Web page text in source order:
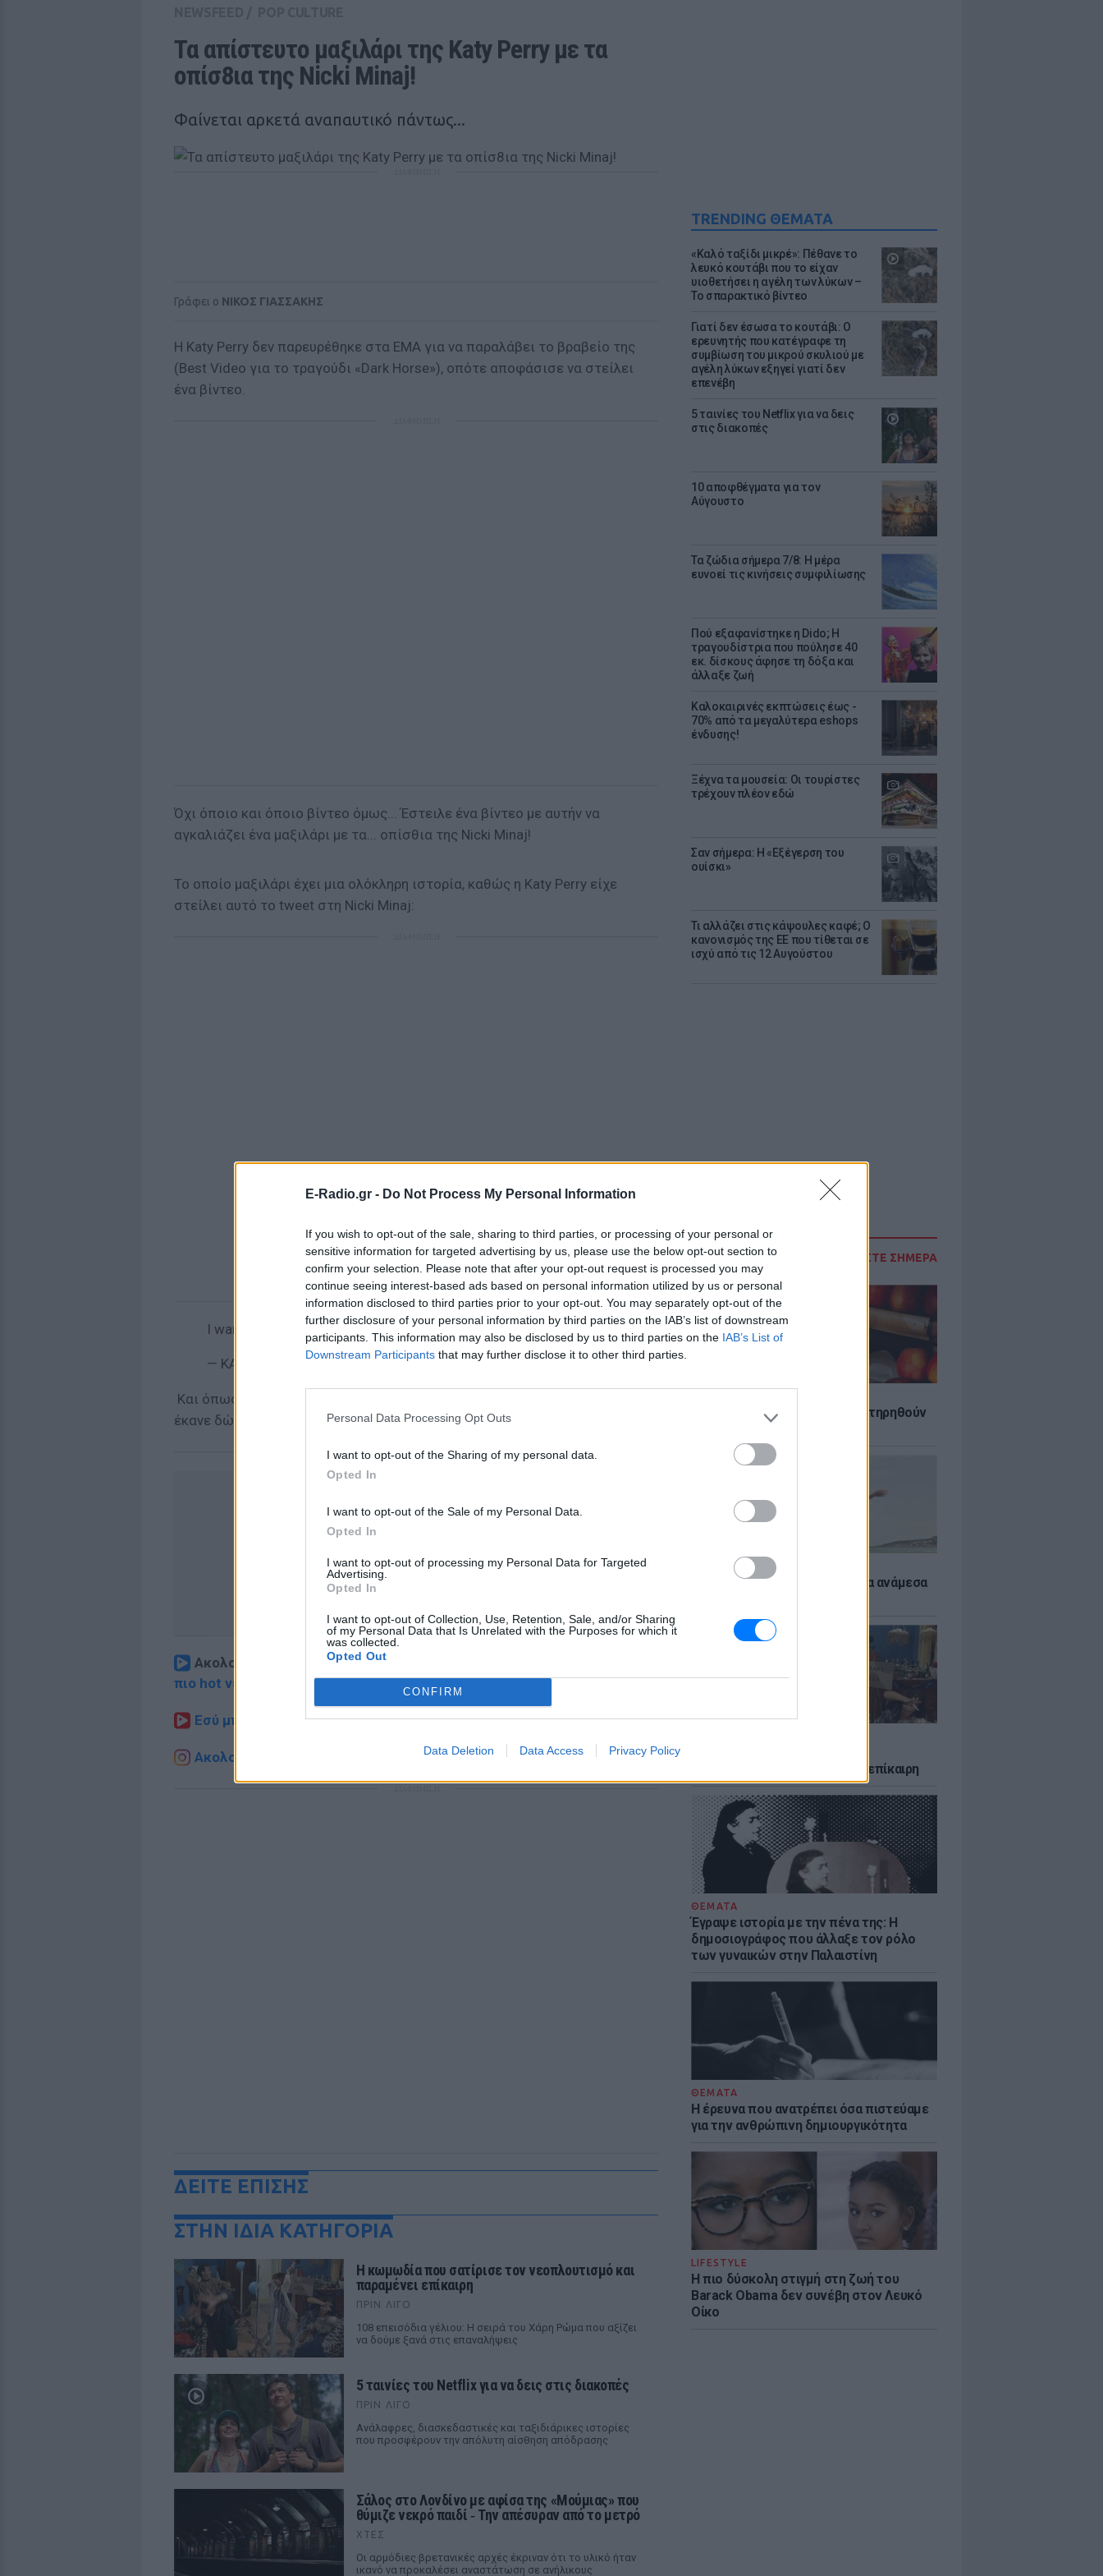
E-Radio.gr - Do Not Process My Personal Information
If you wish to opt-out of the sale, sharing to third parties, or processing of your personal or
sensitive information for targeted advertising by us, please use the below opt-out section to
confirm your selection. Please note that after your opt-out request is processed you may
continue seeing interest-based ads based on personal information utilized by us or personal
information disclosed to third parties prior to your opt-out. You may separately opt-out of the
further disclosure of your personal information by third parties on the IAB’s list of downstream
participants. This information may also be disclosed by us to third parties on the IAB’s List of
Downstream Participants that may further disclose it to other third parties.
Personal Data Processing Opt Outs
I want to opt-out of the Sharing of my personal data.
Opted In
I want to opt-out of the Sale of my Personal Data.
Opted In
I want to opt-out of processing my Personal Data for Targeted
Advertising.
Opted In
I want to opt-out of Collection, Use, Retention, Sale, and/or Sharing
of my Personal Data that Is Unrelated with the Purposes for which it
was collected.
Opted Out
CONFIRM
Data Deletion Data Access Privacy Policy
TRENDING ΘΕΜΑΤΑ
«Καλό ταξίδι μικρέ»: Πέθανε το
λευκό κουτάβι που το είχαν
υιοθετήσει η αγέλη των λύκων –
Το σπαρακτικό βίντεο
Γιατί δεν έσωσα το κουτάβι: Ο
ερευνητής που κατέγραφε τη
συμβίωση του μικρού σκυλιού με
αγέλη λύκων εξηγεί γιατί δεν
επενέβη
5 ταινίες του Netflix για να δεις
στις διακοπές
10 αποφθέγματα για τον
Αύγουστο
Τα ζώδια σήμερα 7/8: Η μέρα
ευνοεί τις κινήσεις συμφιλίωσης
Πού εξαφανίστηκε η Dido; Η
τραγουδίστρια που πούλησε 40
εκ. δίσκους άφησε τη δόξα και
άλλαξε ζωή
Καλοκαιρινές εκπτώσεις έως -
70% από τα μεγαλύτερα eshops
ένδυσης!
Ξέχνα τα μουσεία: Οι τουρίστες
τρέχουν πλέον εδώ
Σαν σήμερα: Η «Εξέγερση του
ουίσκι»
Τι αλλάζει στις κάψουλες καφέ; Ο
κανονισμός της ΕΕ που τίθεται σε
ισχύ από τις 12 Αυγούστου
ΔΙΑΒΑΣΤΕ ΣΗΜΕΡΑ
6 φρούτα που μπορουν να διατηρηθούν
Πώς να αποφύγεις το σύγκαμα ανάμεσα
νεοπλουτισμό και παραμένει επίκαιρη
ΘΕΜΑΤΑ
Έγραψε ιστορία με την πένα της: Η
δημοσιογράφος που άλλαξε τον ρόλο
των γυναικών στην Παλαιστίνη
ΘΕΜΑΤΑ
Η έρευνα που ανατρέπει όσα πιστεύαμε
για την ανθρώπινη δημιουργικότητα
LIFESTYLE
Η πιο δύσκολη στιγμή στη ζωή του
Barack Obama δεν συνέβη στον Λευκό
Οίκο
Τα απίστευτο μαξιλάρι της Katy Perry με τα
οπίσ8ια της Nicki Minaj!
Φαίνεται αρκετά αναπαυτικό πάντως...
Γράφει ο ΝΙΚΟΣ ΓΙΑΣΣΑΚΗΣ
Η Katy Perry δεν παρευρέθηκε στα EMA για να παραλάβει το βραβείο της
(Best Video για το τραγούδι «Dark Horse»), οπότε αποφάσισε να στείλει
ένα βίντεο.
Όχι όποιο και όποιο βίντεο όμως... Έστειλε ένα βίντεο με αυτήν να
αγκαλιάζει ένα μαξιλάρι με τα... οπίσθια της Nicki Minaj!
To οποίο μαξιλάρι έχει μια ολόκληρη ιστορία, καθώς η Katy Perry είχε
στείλει αυτό το tweet στη Nicki Minaj:
I wanna take a nap on dat pillow doe@NICKIMINAJ
— KATY PERRY (@katyperry) July 25, 2014
Και όπως αποκάλυψε και η ίδια η Perry, το μαξιλάρι με τα οπίσθια της το
έκανε δώρο η ίδια η Nicki Minaj!
ΔΙΑΦΗΜΙΣΗ
Ακολουθήστε το E-Radio.gr στο
πιο hot νέα
Εσύ μπήκες στο E-Daily.gr; Τα νέα της ημέρας και ότι σου κάνει κλικ!
Ακολουθήστε το E-Radio.gr και στο Instagram
ΔΕΙΤΕ ΕΠΙΣΗΣ
ΣΤΗΝ ΙΔΙΑ ΚΑΤΗΓΟΡΙΑ
Η κωμωδία που σατίρισε τον νεοπλουτισμό και
παραμένει επίκαιρη
ΠΡΙΝ ΛΊΓΟ
108 επεισόδια γέλιου: Η σειρά του Χάρη Ρώμα που αξίζει
να δούμε ξανά στις επαναλήψεις
5 ταινίες του Netflix για να δεις στις διακοπές
ΠΡΙΝ ΛΊΓΟ
Aνάλαφρες, διασκεδαστικές και ταξιδιάρικες ιστορίες
που προσφέρουν την απόλυτη αίσθηση απόδρασης
Σάλος στο Λονδίνο με αφίσα της «Μούμιας» που
θύμιζε νεκρό παιδί ‑ Την απέσυραν από το μετρό
ΧΤΕΣ
Οι αρμόδιες βρετανικές αρχές έκριναν ότι το υλικό ήταν
ικανό να προκαλέσει αναστάτωση σε ανήλικους